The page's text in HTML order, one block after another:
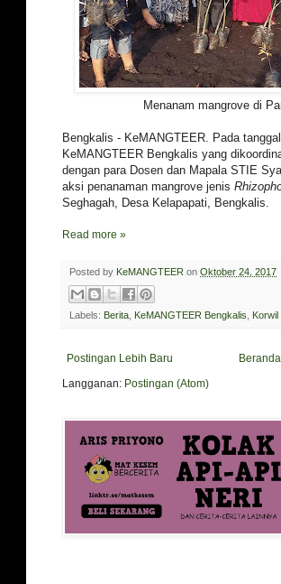
Menanam mangrove di
Bengkalis - KeMANGTEER. Pada
KeMANGTEER Bengkalis yang
dengan para Dosen dan Mapala STIE
aksi penanaman mangrove jenis
Seghagah, Desa Kelapapati, Bengkalis.
Read more »
Posted by KeMANGTEER on Oktober 24, 2017
Labels: Berita KeMANGTEER Bengkalis Korwil
Postingan Lebih Baru
Beranda
Langganan: Postingan (Atom)